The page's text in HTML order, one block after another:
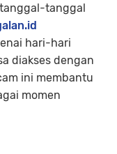
tanggal
hari-hari
diakses dengan
ini membantu
momen